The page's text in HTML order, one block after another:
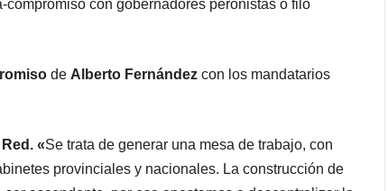
compromiso con gobernadores peronistas o filo
de Alberto Fernándezcon los mandatarios
«Se trata de generar una mesa de trabajo, con
provinciales y nacionales. La construcción de